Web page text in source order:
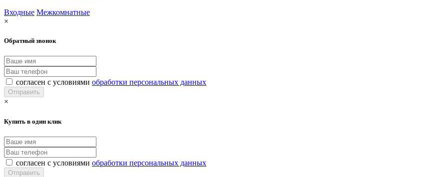
Входные Межкомнатные
×
Обратный звонок
согласен с условиями обработки персональных данных
×
Купить в один клик
согласен с условиями обработки персональных данных